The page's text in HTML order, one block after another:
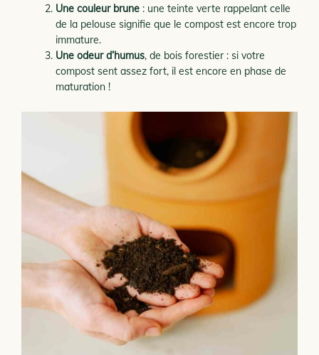
Une couleur brune : une teinte verte rappelant celle
de la pelouse signifie que le compost est encore trop
immature.
Une odeur d’humus, de bois forestier : si votre
compost sent assez fort, il est encore en phase de
maturation !